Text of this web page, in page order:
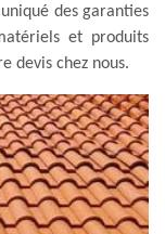
des garanties
et produits
devis chez nous.